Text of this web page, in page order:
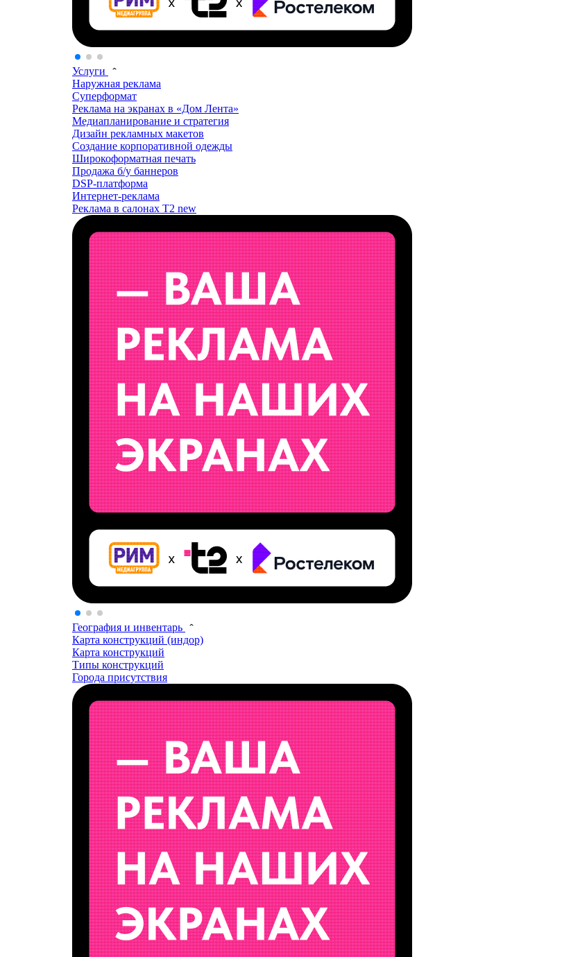
Услуги
Наружная реклама
Суперформат
Реклама на экранах в «Дом Лента»
Медиапланирование и стратегия
Дизайн рекламных макетов
Создание корпоративной одежды
Широкоформатная печать
Продажа б/у баннеров
DSP-платформа
Интернет-реклама
Реклама в салонах T2 new
География и инвентарь
Карта конструкций (индор)
Карта конструкций
Типы конструкций
Города присутствия